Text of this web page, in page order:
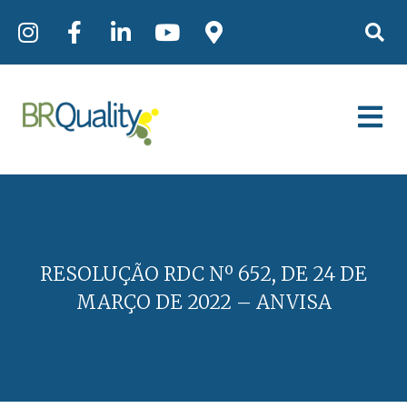
RESOLUÇÃO RDC Nº 652, DE 24 DE
MARÇO DE 2022 – ANVISA